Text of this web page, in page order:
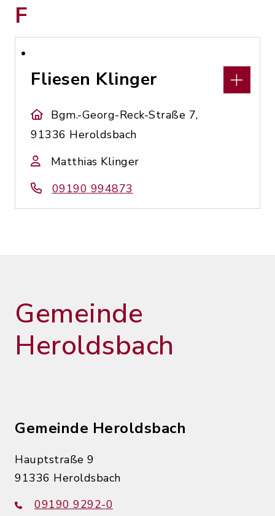
F
Fliesen Klinger
Bgm.-Georg-Reck-Straße 7,
91336 Heroldsbach
Matthias Klinger
09190 994873
Gemeinde
Heroldsbach
Gemeinde Heroldsbach
Hauptstraße 9
91336 Heroldsbach
09190 9292-0